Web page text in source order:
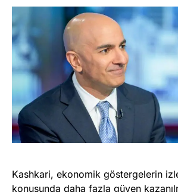
Kashkari, ekonomik göstergelerin
konusunda daha fazla güven